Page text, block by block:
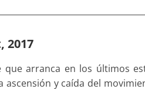
2017
arranca en los últimos
ascensión y caída del